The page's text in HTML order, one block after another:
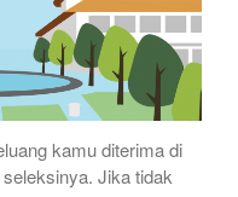
kamu diterima di
Jika tidak